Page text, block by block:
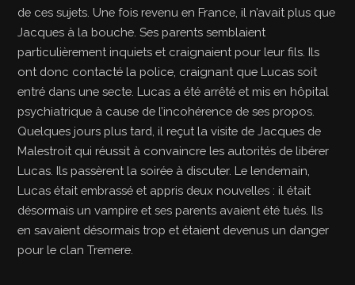
de ces sujets. Une fois revenu en France, il n’avait plus que
Jacques à la bouche. Ses parents semblaient
particulièrement inquiets et craignaient pour leur fils. Ils
ont donc contacté la police, craignant que Lucas soit
entré dans une secte. Lucas a été arrêté et mis en hôpital
psychiatrique à cause de l’incohérence de ses propos.
Quelques jours plus tard, il reçut la visite de Jacques de
Malestroit qui réussit à convaincre les autorités de libérer
Lucas. Ils passèrent la soirée à discuter. Le lendemain,
Lucas était embrassé et appris deux nouvelles : il était
désormais un vampire et ses parents avaient été tués. Ils
en savaient désormais trop et étaient devenus un danger
pour le clan Tremere.